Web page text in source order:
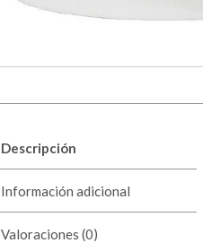
Descripción
Información adicional
Valoraciones (0)